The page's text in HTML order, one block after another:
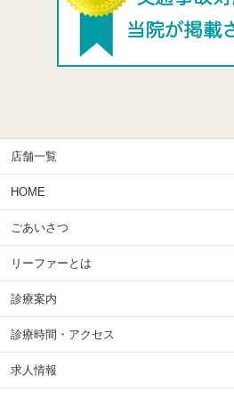
店舗一覧
HOME
ごあいさつ
リーファーとは
診療案内
診療時間・アクセス
求人情報